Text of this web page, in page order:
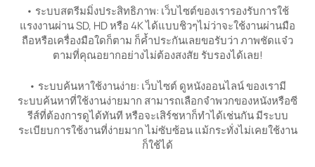
• ระบบสตรีมมิ่งประสิทธิภาพ: เว็บไซต์ของเรารองรับการใช้
แรงงานผ่าน SD, HD หรือ 4K ได้แบบชิวๆไม่ว่าจะใช้งานผ่านมือ
ถือหรือเครื่องมือใดก็ตาม ก็ค้ำประกันเลยขอรับว่า ภาพชัดแจ๋ว
ตามที่คุณอยากอย่างไม่ต้องสงสัย รับรองได้เลย!
• ระบบค้นหาใช้งานง่าย: เว็บไซต์ ดูหนังออนไลน์ ของเรามี
ระบบค้นหาที่ใช้งานง่ายมาก สามารถเลือกจำพวกของหนังหรือซี
รีส์ที่ต้องการดูได้ทันที หรือจะเสิร์ชหาก็ทำได้เช่นกัน มีระบบ
ระเบียบการใช้งานที่ง่ายมาก ไม่ซับซ้อน แม้กระทั่งไม่เคยใช้งาน
ก็ใช้ได้